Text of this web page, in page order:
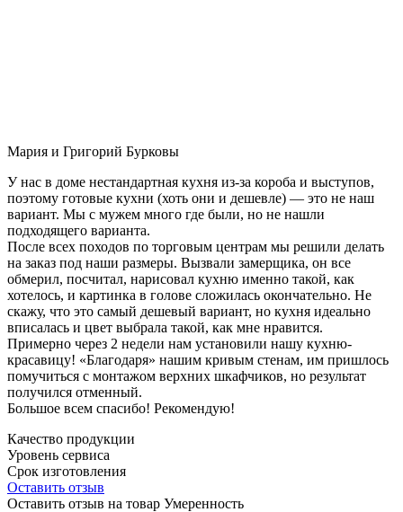
Мария и Григорий Бурковы
У нас в доме нестандартная кухня из-за короба и выступов,
поэтому готовые кухни (хоть они и дешевле) — это не наш
вариант. Мы с мужем много где были, но не нашли
подходящего варианта.
После всех походов по торговым центрам мы решили делать
на заказ под наши размеры. Вызвали замерщика, он все
обмерил, посчитал, нарисовал кухню именно такой, как
хотелось, и картинка в голове сложилась окончательно. Не
скажу, что это самый дешевый вариант, но кухня идеально
вписалась и цвет выбрала такой, как мне нравится.
Примерно через 2 недели нам установили нашу кухню-
красавицу! «Благодаря» нашим кривым стенам, им пришлось
помучиться с монтажом верхних шкафчиков, но результат
получился отменный.
Большое всем спасибо! Рекомендую!
Качество продукции
Уровень сервиса
Срок изготовления
Оставить отзыв
Оставить отзыв на товар Умеренность